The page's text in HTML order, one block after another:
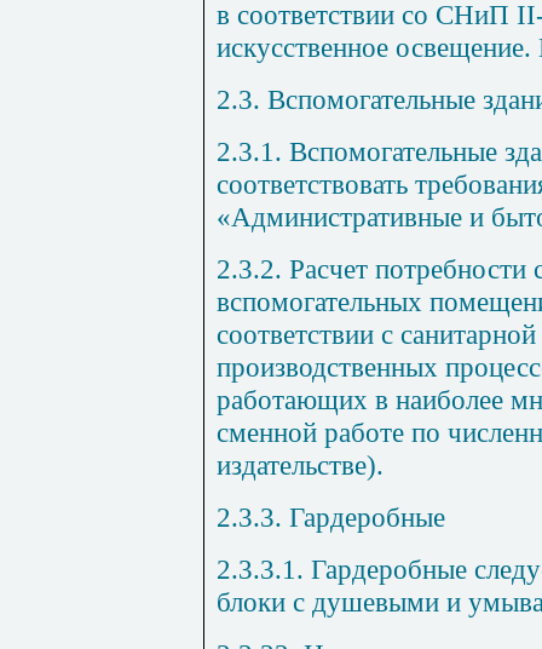
в соответствии со СНиП
искусственное
2.3. Вспомогательные
2.3.1. Вспомогательные
соответствовать
«Административные и
2.3.2. Расчет
вспомогательных
соответствии с
производственных
работающих в наиболее
сменной работе по
издательстве).
2.3.3. Гардеробные
2.3.3.1. Гардеробные
блоки с душевыми и